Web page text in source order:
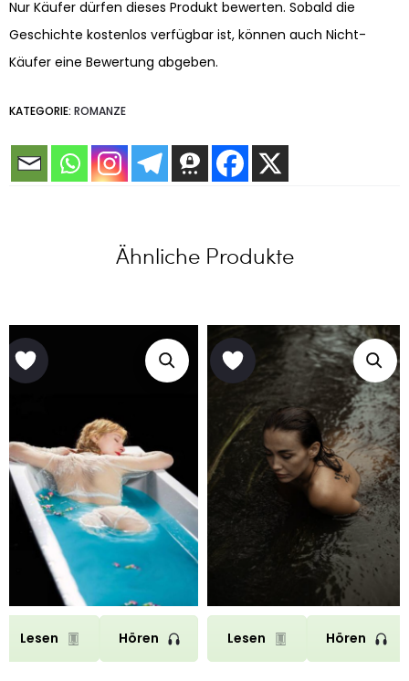
Nur Käufer dürfen dieses Produkt bewerten. Sobald die
Geschichte kostenlos verfügbar ist, können auch Nicht-
Käufer eine Bewertung abgeben.
KATEGORIE: ROMANZE
Ähnliche Produkte
Lesen Hören Lesen Hören